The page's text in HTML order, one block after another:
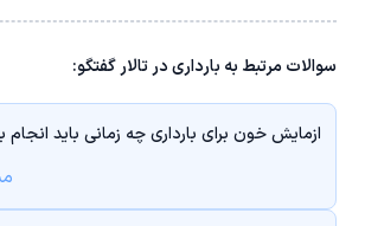
سوالات مرتبط به بارداری در تالار گفتگو:
ازمایش خون برای بارداری چه زمانی باید انجام